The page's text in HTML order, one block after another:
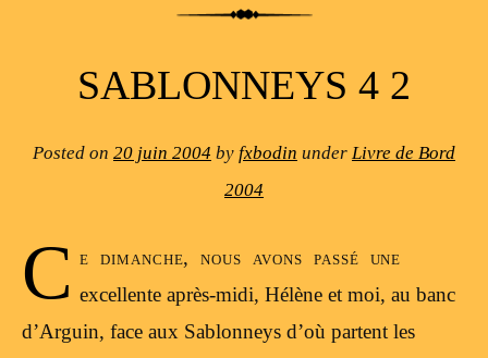
SABLONNEYS 4 2
Posted on 20 juin 2004 by fxbodin under Livre de Bord
2004
C e dimanche, nous avons passé une
excellente après-midi, Hélène et moi, au banc
d’Arguin, face aux Sablonneys d’où partent les